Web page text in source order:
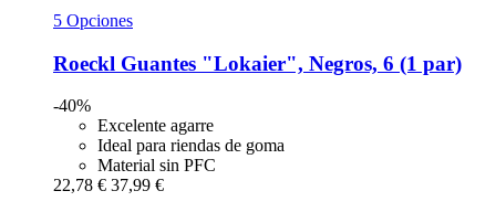
5 Opciones
Roeckl Guantes "Lokaier", Negros, 6 (1 par)
-40%
Excelente agarre
Ideal para riendas de goma
Material sin PFC
22,78 € 37,99 €